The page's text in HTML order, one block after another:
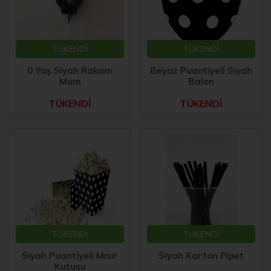
TÜKENDİ
0 Yaş Siyah Rakam
Mum
TÜKENDİ
TÜKENDİ
Beyaz Puantiyeli Siyah
Balon
TÜKENDİ
TÜKENDİ
Siyah Puantiyeli Mısır
Kutusu
TÜKENDİ
Siyah Karton Pipet